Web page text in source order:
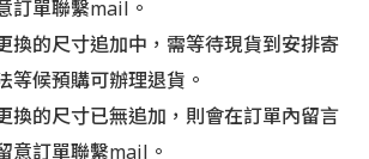
訂單聯繫mail。
換的尺寸追加中，需等待現貨到安排寄
等候預購可辦理退貨。
換的尺寸已無追加，則會在訂單內留言
意訂單聯繫mail。